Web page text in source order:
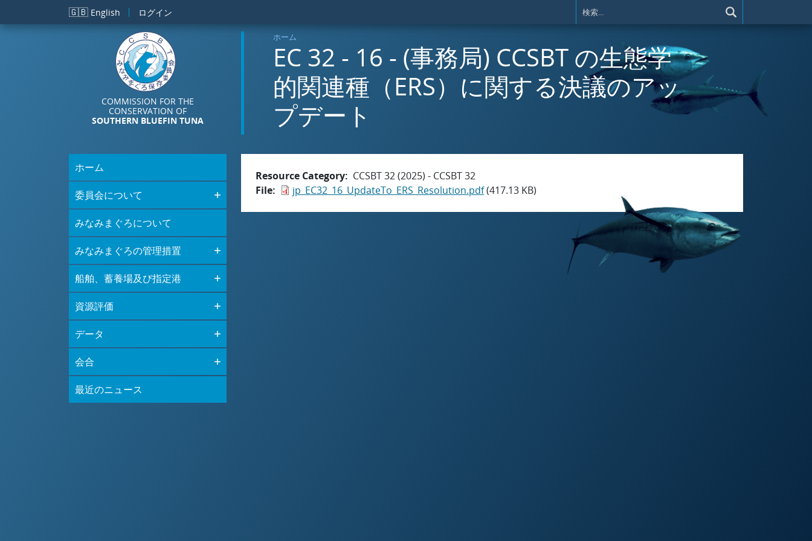
メインコンテンツに移動
🇬🇧 English ログイン
COMMISSION FOR THE
CONSERVATION OF
SOUTHERN BLUEFIN TUNA
ホーム
EC 32 - 16 - (事務局) CCSBT の生態学
的関連種（ERS）に関する決議のアッ
プデート
ホーム
委員会について
みなみまぐろについて
みなみまぐろの管理措置
船舶、蓄養場及び指定港
資源評価
データ
会合
最近のニュース
Resource Category
CCSBT 32 (2025) - CCSBT 32
File
jp_EC32_16_UpdateTo_ERS_Resolution.pdf(417.13 KB)